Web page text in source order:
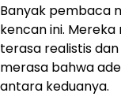
Banyak pembaca
kencan ini.
terasa realistis
merasa bahwa
antara keduanya.